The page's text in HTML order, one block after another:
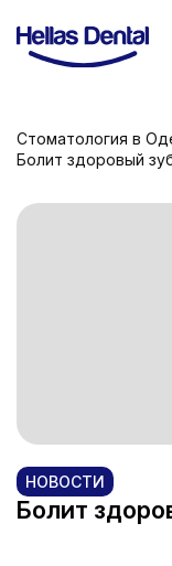
Стоматология в
Болит здоровый
НОВОСТИ
Болит